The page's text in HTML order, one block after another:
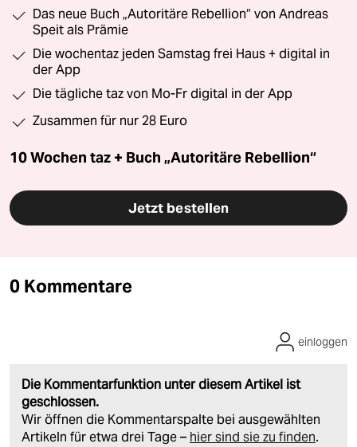
Das neue Buch „Autoritäre Rebellion“ von Andreas
Speit als Prämie
Die wochentaz jeden Samstag frei Haus + digital in
der App
Die tägliche taz von Mo-Fr digital in der App
Zusammen für nur 28 Euro
10 Wochen taz + Buch „Autoritäre Rebellion“
Jetzt bestellen
0 Kommentare
Die Kommentarfunktion unter diesem Artikel ist
geschlossen.
Wir öffnen die Kommentarspalte bei ausgewählten
Artikeln für etwa drei Tage – hier sind sie zu finden.
einloggen